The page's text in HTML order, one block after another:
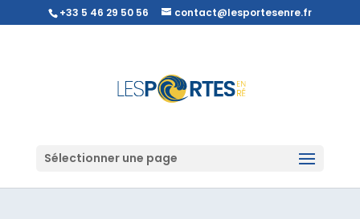
+33 5 46 29 50 56 contact@lesportesenre.fr
Sélectionner une page